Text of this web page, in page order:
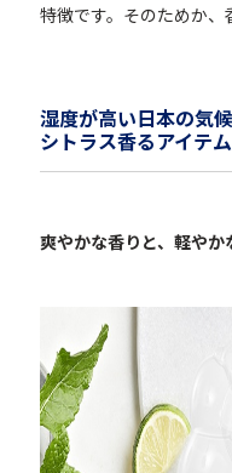
特徴です。そのためか、
湿度が高い日本の気
シトラス香るアイテム
爽やかな香りと、軽や